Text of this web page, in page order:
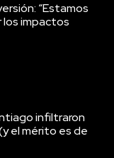
“Estamos
los impactos
infiltraron
el mérito es de